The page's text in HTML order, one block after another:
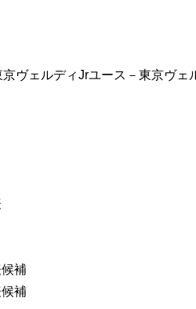
ヴェルディJrユース－東京ヴェ
補
補